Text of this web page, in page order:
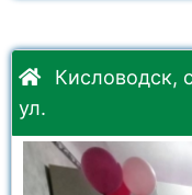
Кисловодск,
ул.